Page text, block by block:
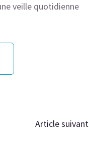
veille quotidienne
Article suivant